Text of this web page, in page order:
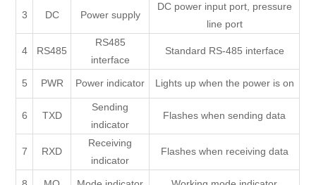
3 DC Power supply
DC power input port, pressure
line port
4 RS485
RS485
interface
Standard RS-485 interface
5 PWR Power indicator Lights up when the power is on
6 TXD
Sending
indicator
Flashes when sending data
7 RXD
Receiving
indicator
Flashes when receiving data